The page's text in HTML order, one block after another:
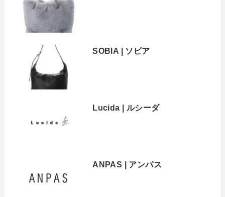
SOBIA | ソビア
Lucida | ルシーダ
ANPAS | アンパス